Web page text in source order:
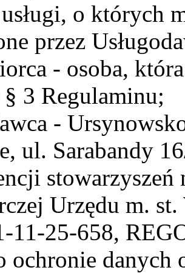
o których
przez
- osoba,
3 Regulaminu;
-
ul. Sarabandy
stowarzyszeń
Urzędu m.
11-25-658,
ochronie danych